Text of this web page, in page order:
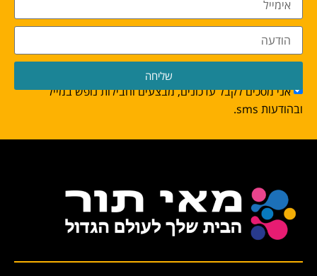
אני מסכים לקבל עדכונים, מבצעים וחבילות נופש במייל
ובהודעות sms.
שליחה